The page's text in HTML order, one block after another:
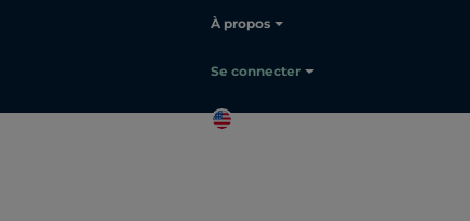
À propos
Se connecter